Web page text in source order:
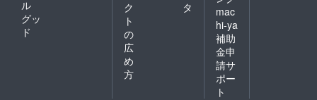
ル
グッ
ド
ク
ト
の
広
め
方
タ
mac
hi-ya
補助
金申
請サ
ポー
ト